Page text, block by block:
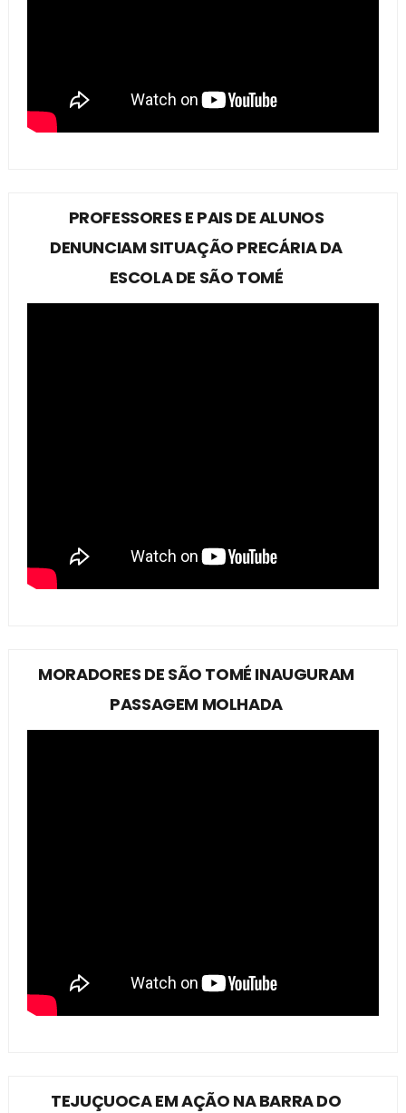
PROFESSORES E PAIS DE ALUNOS
DENUNCIAM SITUAÇÃO PRECÁRIA DA
ESCOLA DE SÃO TOMÉ
MORADORES DE SÃO TOMÉ INAUGURAM
PASSAGEM MOLHADA
TEJUÇUOCA EM AÇÃO NA BARRA DO